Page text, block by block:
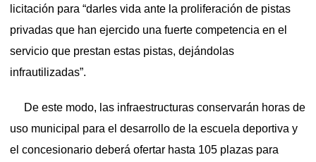
licitación para “darles vida ante la proliferación de pistas
privadas que han ejercido una fuerte competencia en el
servicio que prestan estas pistas, dejándolas
infrautilizadas”.
De este modo, las infraestructuras conservarán horas de
uso municipal para el desarrollo de la escuela deportiva y
el concesionario deberá ofertar hasta 105 plazas para